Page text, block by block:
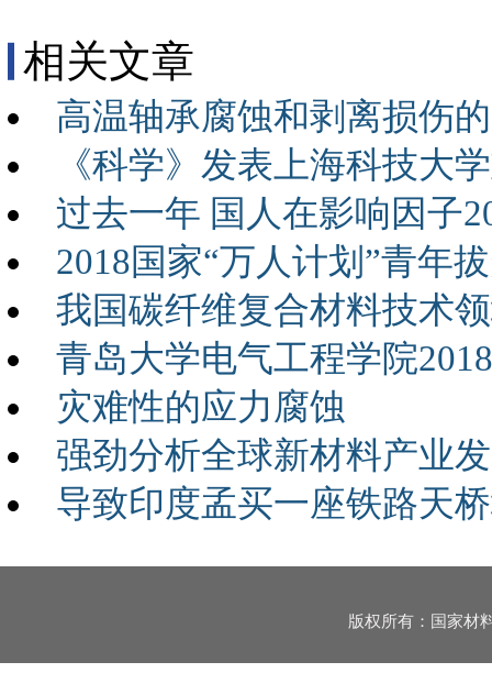
相关文章
高温轴承腐蚀和剥离损伤
《科学》发表上海科技大
过去一年 国人在影响因子
2018国家“万人计划”青年
我国碳纤维复合材料技术
青岛大学电气工程学院
灾难性的应力腐蚀
强劲分析全球新材料产业
导致印度孟买一座铁路天
版权所有：国家材